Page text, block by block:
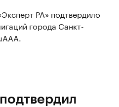
РА» подтвердило
города Санкт-